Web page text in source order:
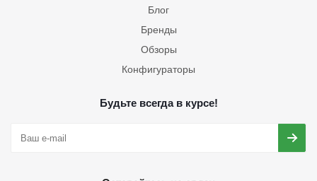
Блог
Бренды
Обзоры
Конфигураторы
Будьте всегда в курсе!